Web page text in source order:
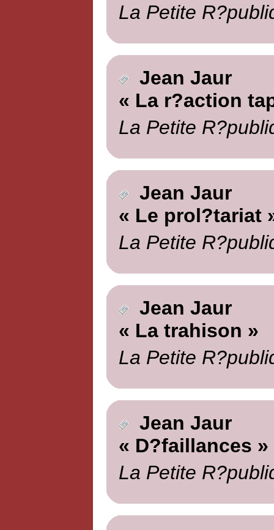
La Petite
Jean Jaur
« La r?action
La Petite
Jean Jaur
« Le prol?tariat
La Petite
Jean Jaur
« La trahison »
La Petite
Jean Jaur
« D?faillances »
La Petite